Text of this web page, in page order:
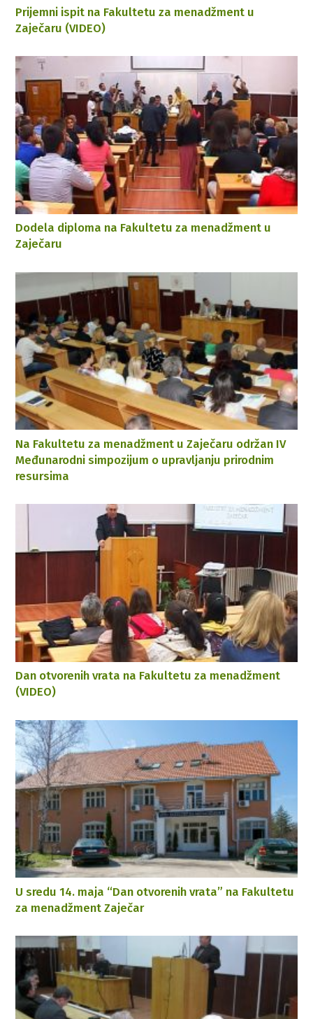
Prijemni ispit na Fakultetu za menadžment u
Zaječaru (VIDEO)
Dodela diploma na Fakultetu za menadžment u
Zaječaru
Na Fakultetu za menadžment u Zaječaru održan IV
Međunarodni simpozijum o upravljanju prirodnim
resursima
Dan otvorenih vrata na Fakultetu za menadžment
(VIDEO)
U sredu 14. maja “Dan otvorenih vrata” na Fakultetu
za menadžment Zaječar